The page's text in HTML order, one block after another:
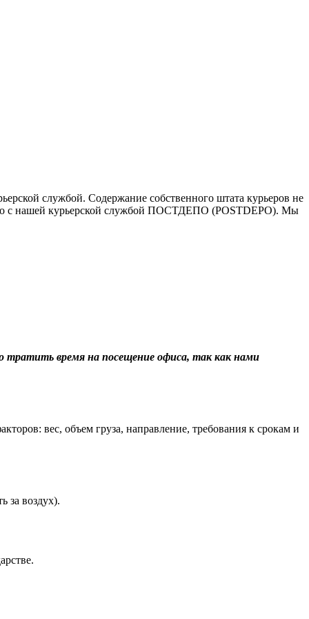
службой. Содержание собственного штата курьеров не
с нашей курьерской службой ПОСТДЕПО (POSTDEPO). Мы
время на посещение офиса, так как нами
вес, объем груза, направление, требования к срокам и
за воздух).